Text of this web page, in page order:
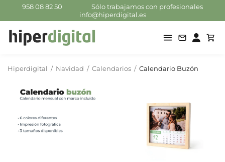
958 08 82 50
Sólo trabajamos con profesionales
info@hiperdigital.es
Hiperdigital / Navidad / Calendarios / Calendario Buzón